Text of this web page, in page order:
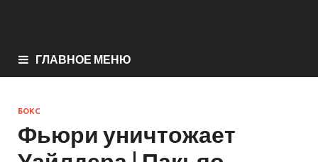
ГЛАВНОЕ МЕНЮ
БОКС
Фьюри уничтожает